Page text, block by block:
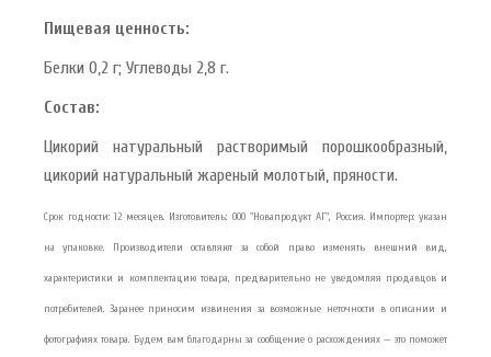
Пищевая ценность:
Белки 0,2 г; Углеводы 2,8 г.
Состав:
Цикорий натуральный растворимый порошкообразный,
цикорий натуральный жареный молотый, пряности.
Срок годности: 12 месяцев. Изготовитель: ООО "Новапродукт АГ", Россия. Импортер: указан
на упаковке. Производители оставляют за собой право изменять внешний вид,
характеристики и комплектацию товара, предварительно не уведомляя продавцов и
потребителей. Заранее приносим извинения за возможные неточности в описании и
фотографиях товара. Будем вам благодарны за сообщение о расхождениях — это поможет